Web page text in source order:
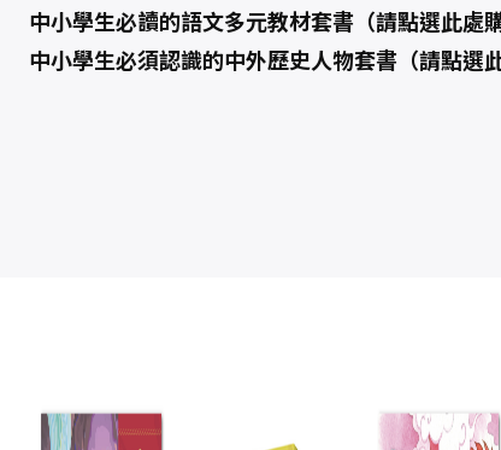
中小學生必讀的語文多元教材套書（請點選此處購
中小學生必須認識的中外歷史人物套書（請點選此